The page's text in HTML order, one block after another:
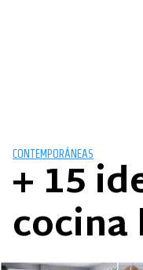
CONTEMPORÁNEAS
+ 15
cocina